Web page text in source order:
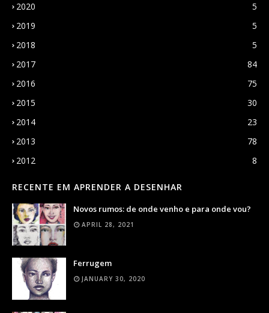
2020
5
2019
5
2018
5
2017
84
2016
75
2015
30
2014
23
2013
78
2012
8
RECENTE EM APRENDER A DESENHAR
Novos rumos: de onde venho e para onde vou?
APRIL 28, 2021
Ferrugem
JANUARY 30, 2020